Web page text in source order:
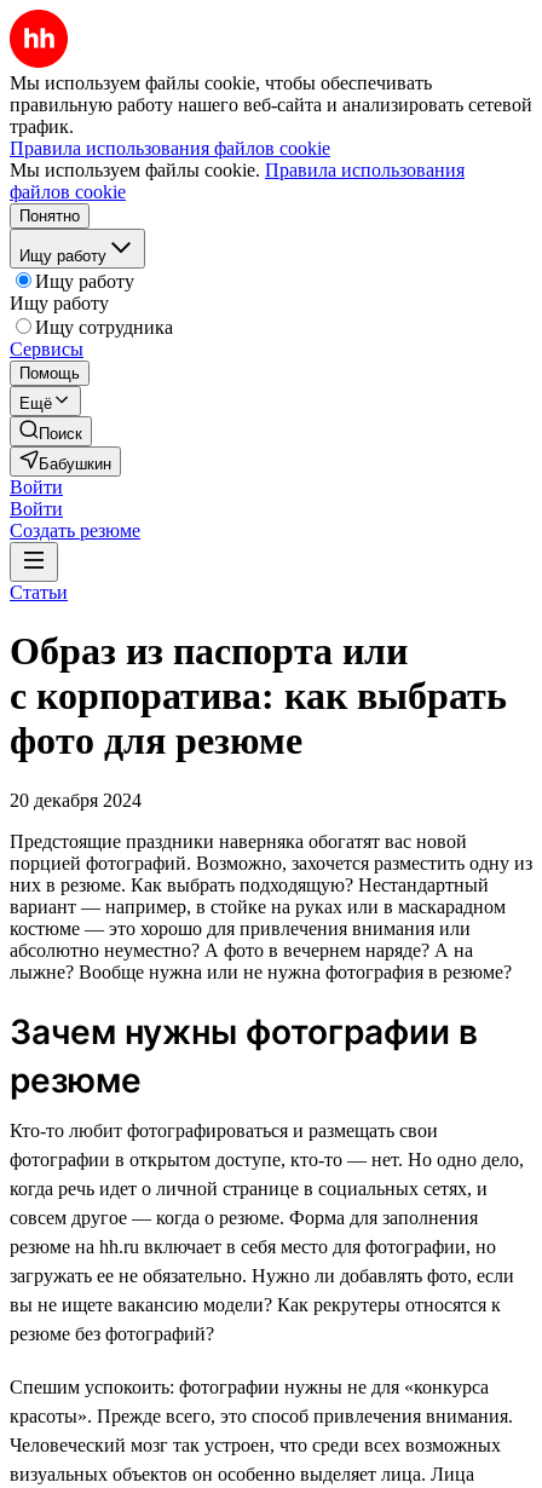
Мы используем файлы cookie, чтобы обеспечивать
правильную работу нашего веб-сайта и анализировать сетевой
трафик.
Правила использования файлов cookie
Мы используем файлы cookie. Правила использования
файлов cookie
Понятно
Ищу работу
Ищу работу
Ищу работу
Ищу сотрудника
Сервисы
Помощь
Ещё
Поиск
Бабушкин
Войти
Войти
Создать резюме
Статьи
Образ из паспорта или
с корпоратива: как выбрать
фото для резюме
20 декабря 2024
Предстоящие праздники наверняка обогатят вас новой
порцией фотографий. Возможно, захочется разместить одну из
них в резюме. Как выбрать подходящую? Нестандартный
вариант — например, в стойке на руках или в маскарадном
костюме — это хорошо для привлечения внимания или
абсолютно неуместно? А фото в вечернем наряде? А на
лыжне? Вообще нужна или не нужна фотография в резюме?
Зачем нужны фотографии в
резюме
Кто-то любит фотографироваться и размещать свои
фотографии в открытом доступе, кто-то — нет. Но одно дело,
когда речь идет о личной странице в социальных сетях, и
совсем другое — когда о резюме. Форма для заполнения
резюме на hh.ru включает в себя место для фотографии, но
загружать ее не обязательно. Нужно ли добавлять фото, если
вы не ищете вакансию модели? Как рекрутеры относятся к
резюме без фотографий?
Спешим успокоить: фотографии нужны не для «конкурса
красоты». Прежде всего, это способ привлечения внимания.
Человеческий мозг так устроен, что среди всех возможных
визуальных объектов он особенно выделяет лица. Лица